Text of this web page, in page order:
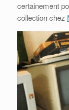
certainement
collection chez